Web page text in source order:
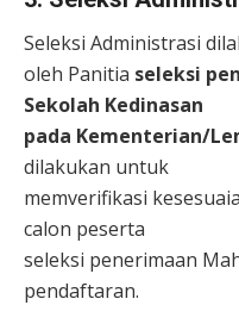
Seleksi Administrasi
oleh Panitia seleksi
Sekolah Kedinasan
pada Kementerian/
dilakukan untuk
memverifikasi
calon peserta
seleksi penerimaan
pendaftaran.